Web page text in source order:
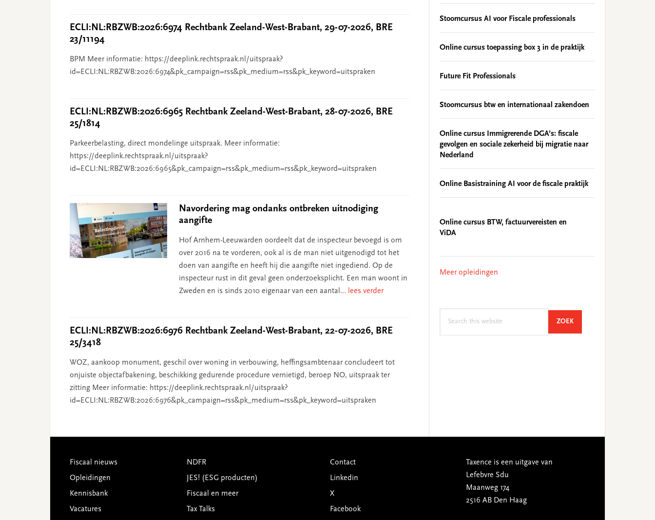
ECLI:NL:RBZWB:2026:6974 Rechtbank Zeeland-West-Brabant, 29-07-2026, BRE
23/11194
BPM Meer informatie: https://deeplink.rechtspraak.nl/uitspraak?
id=ECLI:NL:RBZWB:2026:6974&pk_campaign=rss&pk_medium=rss&pk_keyword=uitspraken
ECLI:NL:RBZWB:2026:6965 Rechtbank Zeeland-West-Brabant, 28-07-2026, BRE
25/1814
Parkeerbelasting, direct mondelinge uitspraak. Meer informatie:
https://deeplink.rechtspraak.nl/uitspraak?
id=ECLI:NL:RBZWB:2026:6965&pk_campaign=rss&pk_medium=rss&pk_keyword=uitspraken
Navordering mag ondanks ontbreken uitnodiging
aangifte
Hof Arnhem-Leeuwarden oordeelt dat de inspecteur bevoegd is om
over 2016 na te vorderen, ook al is de man niet uitgenodigd tot het
doen van aangifte en heeft hij die aangifte niet ingediend. Op de
inspecteur rust in dit geval geen onderzoeksplicht. Een man woont in
Zweden en is sinds 2010 eigenaar van een aantal ... lees verder
ECLI:NL:RBZWB:2026:6976 Rechtbank Zeeland-West-Brabant, 22-07-2026, BRE
25/3418
WOZ, aankoop monument, geschil over woning in verbouwing, heffingsambtenaar concludeert tot
onjuiste objectafbakening, beschikking gedurende procedure vernietigd, beroep NO, uitspraak ter
zitting Meer informatie: https://deeplink.rechtspraak.nl/uitspraak?
id=ECLI:NL:RBZWB:2026:6976&pk_campaign=rss&pk_medium=rss&pk_keyword=uitspraken
Stoomcursus AI voor Fiscale professionals
Online cursus toepassing box 3 in de praktijk
Future Fit Professionals
Stoomcursus btw en internationaal zakendoen
Online cursus Immigrerende DGA’s: fiscale
gevolgen en sociale zekerheid bij migratie naar
Nederland
Online Basistraining AI voor de fiscale praktijk
Online cursus BTW, factuurvereisten en
ViDA
Meer opleidingen
ZOEKSEARCH
Footer
Fiscaal nieuws
Opleidingen
Kennisbank
Vacatures
NDFR
JES! (ESG producten)
Fiscaal en meer
Tax Talks
Contact
Linkedin
X
Facebook
Taxence is een uitgave van
Lefebvre Sdu
Maanweg 174
2516 AB Den Haag